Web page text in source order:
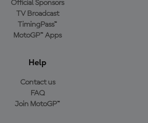
Official Sponsors
TV Broadcast
TimingPass™
MotoGP™ Apps
Help
Contact us
FAQ
Join MotoGP™